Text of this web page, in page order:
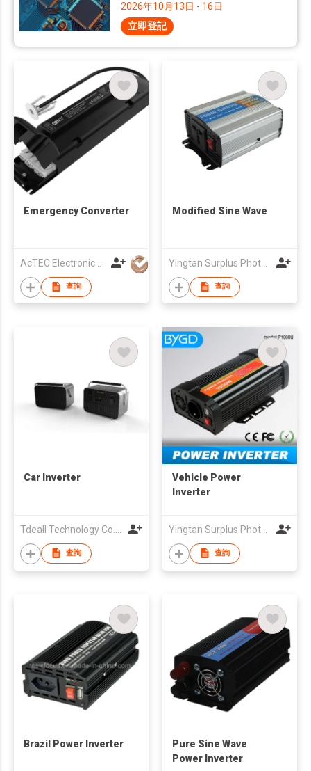
2026年10月13日 - 16日
立即登記
Emergency Converter
AcTEC Electronics Co., Limited
查詢
Modified Sine Wave
Yingtan Surplus Photoelectric Technology Co.LTD
查詢
Car Inverter
查詢
Vehicle Power
Inverter
Yingtan Surplus Photoelectric Technology Co.LTD
查詢
Brazil Power Inverter
Pure Sine Wave
Power Inverter